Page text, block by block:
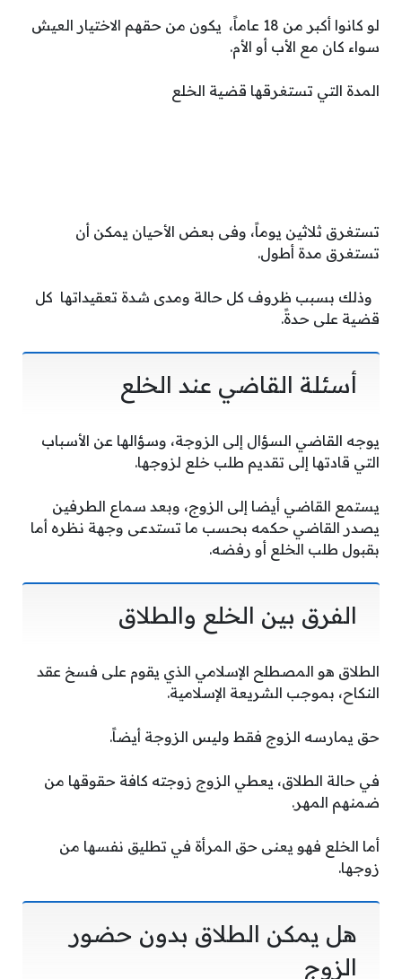
لو كانوا أكبر من 18 عاماً، يكون من حقهم الاختيار العيش
سواء كان مع الأب أو الأم.
المدة التي تستغرقها قضية الخلع
تستغرق ثلاثين يوماً، وفى بعض الأحيان يمكن أن
تستغرق مدة أطول.
وذلك بسبب ظروف كل حالة ومدى شدة تعقيداتها كل
قضية على حدةً.
أسئلة القاضي عند الخلع
يوجه القاضي السؤال إلى الزوجة، وسؤالها عن الأسباب
التي قادتها إلى تقديم طلب خلع لزوجها.
يستمع القاضي أيضا إلى الزوج، وبعد سماع الطرفين
يصدر القاضي حكمه بحسب ما تستدعى وجهة نظره أما
بقبول طلب الخلع أو رفضه.
الفرق بين الخلع والطلاق
الطلاق هو المصطلح الإسلامي الذي يقوم على فسخ عقد
النكاح، بموجب الشريعة الإسلامية.
حق يمارسه الزوج فقط وليس الزوجة أيضاً.
في حالة الطلاق، يعطي الزوج زوجته كافة حقوقها من
ضمنهم المهر.
أما الخلع فهو يعنى حق المرأة في تطليق نفسها من
زوجها.
هل يمكن الطلاق بدون حضور
الزوج